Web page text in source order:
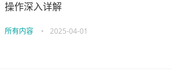
操作深入详解
所有内容 • 2025-04-01